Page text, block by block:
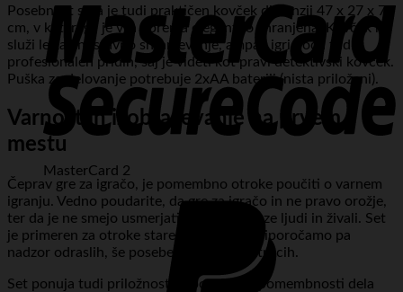
MasterCard 2
Posebnost seta je tudi praktičen kovček dimenzij 47 x 27 x 7
cm, v katerega je vsa oprema elegantno shranjena. Kovček ne
služi le za enostavno shranjevanje, ampak igri doda tudi
profesionalen pridih, saj je videti kot pravi detektivski kovček.
Puška za delovanje potrebuje 2xAA bateriji (nista priloženi).
Varnost in izobraževanje na prvem
mestu
Čeprav gre za igračo, je pomembno otroke poučiti o varnem
igranju. Vedno poudarite, da gre za igračo in ne pravo orožje,
ter da je ne smejo usmerjati v oči ali obraze ljudi in živali. Set
je primeren za otroke starejše od 3 let, priporočamo pa
nadzor odraslih, še posebej pri mlajših otrocih.
Set ponuja tudi priložnost za pogovor o pomembnosti dela